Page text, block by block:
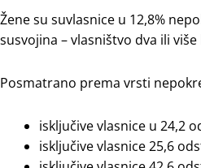
Žene su suvlasnice u 12,8%
susvojina – vlasništvo dva ili
Posmatrano prema vrsti
isključive vlasnice u 24,2
isključive vlasnice 25,6